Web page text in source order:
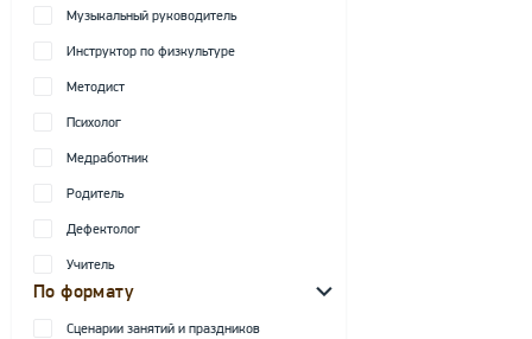
Музыкальный руководитель
Инструктор по физкультуре
Методист
Психолог
Медработник
Родитель
Дефектолог
Учитель
По формату
Сценарии занятий и праздников